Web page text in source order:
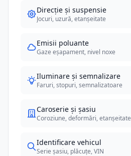
Direcție și suspensie
Jocuri, uzură, etanșeitate
Emisii poluante
Gaze eșapament, nivel noxe
Iluminare și semnalizare
Faruri, stopuri, semnalizatoare
Caroserie și șasiu
Coroziune, deformări, etanșeitate
Identificare vehicul
Serie șasiu, plăcuțe, VIN